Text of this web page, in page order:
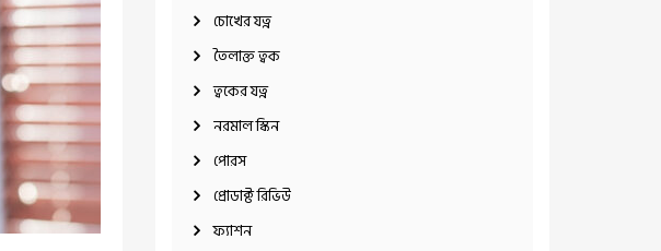
চোখের যত্ন
তৈলাক্ত ত্বক
ত্বকের যত্ন
নরমাল স্কিন
পোরস
প্রোডাক্ট রিভিউ
ফ্যাশন